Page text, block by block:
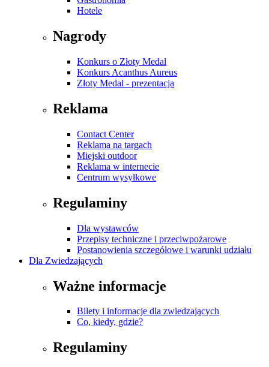
Hotele
Nagrody
Konkurs o Złoty Medal
Konkurs Acanthus Aureus
Złoty Medal - prezentacja
Reklama
Contact Center
Reklama na targach
Miejski outdoor
Reklama w internecie
Centrum wysyłkowe
Regulaminy
Dla wystawców
Przepisy techniczne i przeciwpożarowe
Postanowienia szczegółowe i warunki udziału
Dla Zwiedzających
Ważne informacje
Bilety i informacje dla zwiedzających
Co, kiedy, gdzie?
Regulaminy